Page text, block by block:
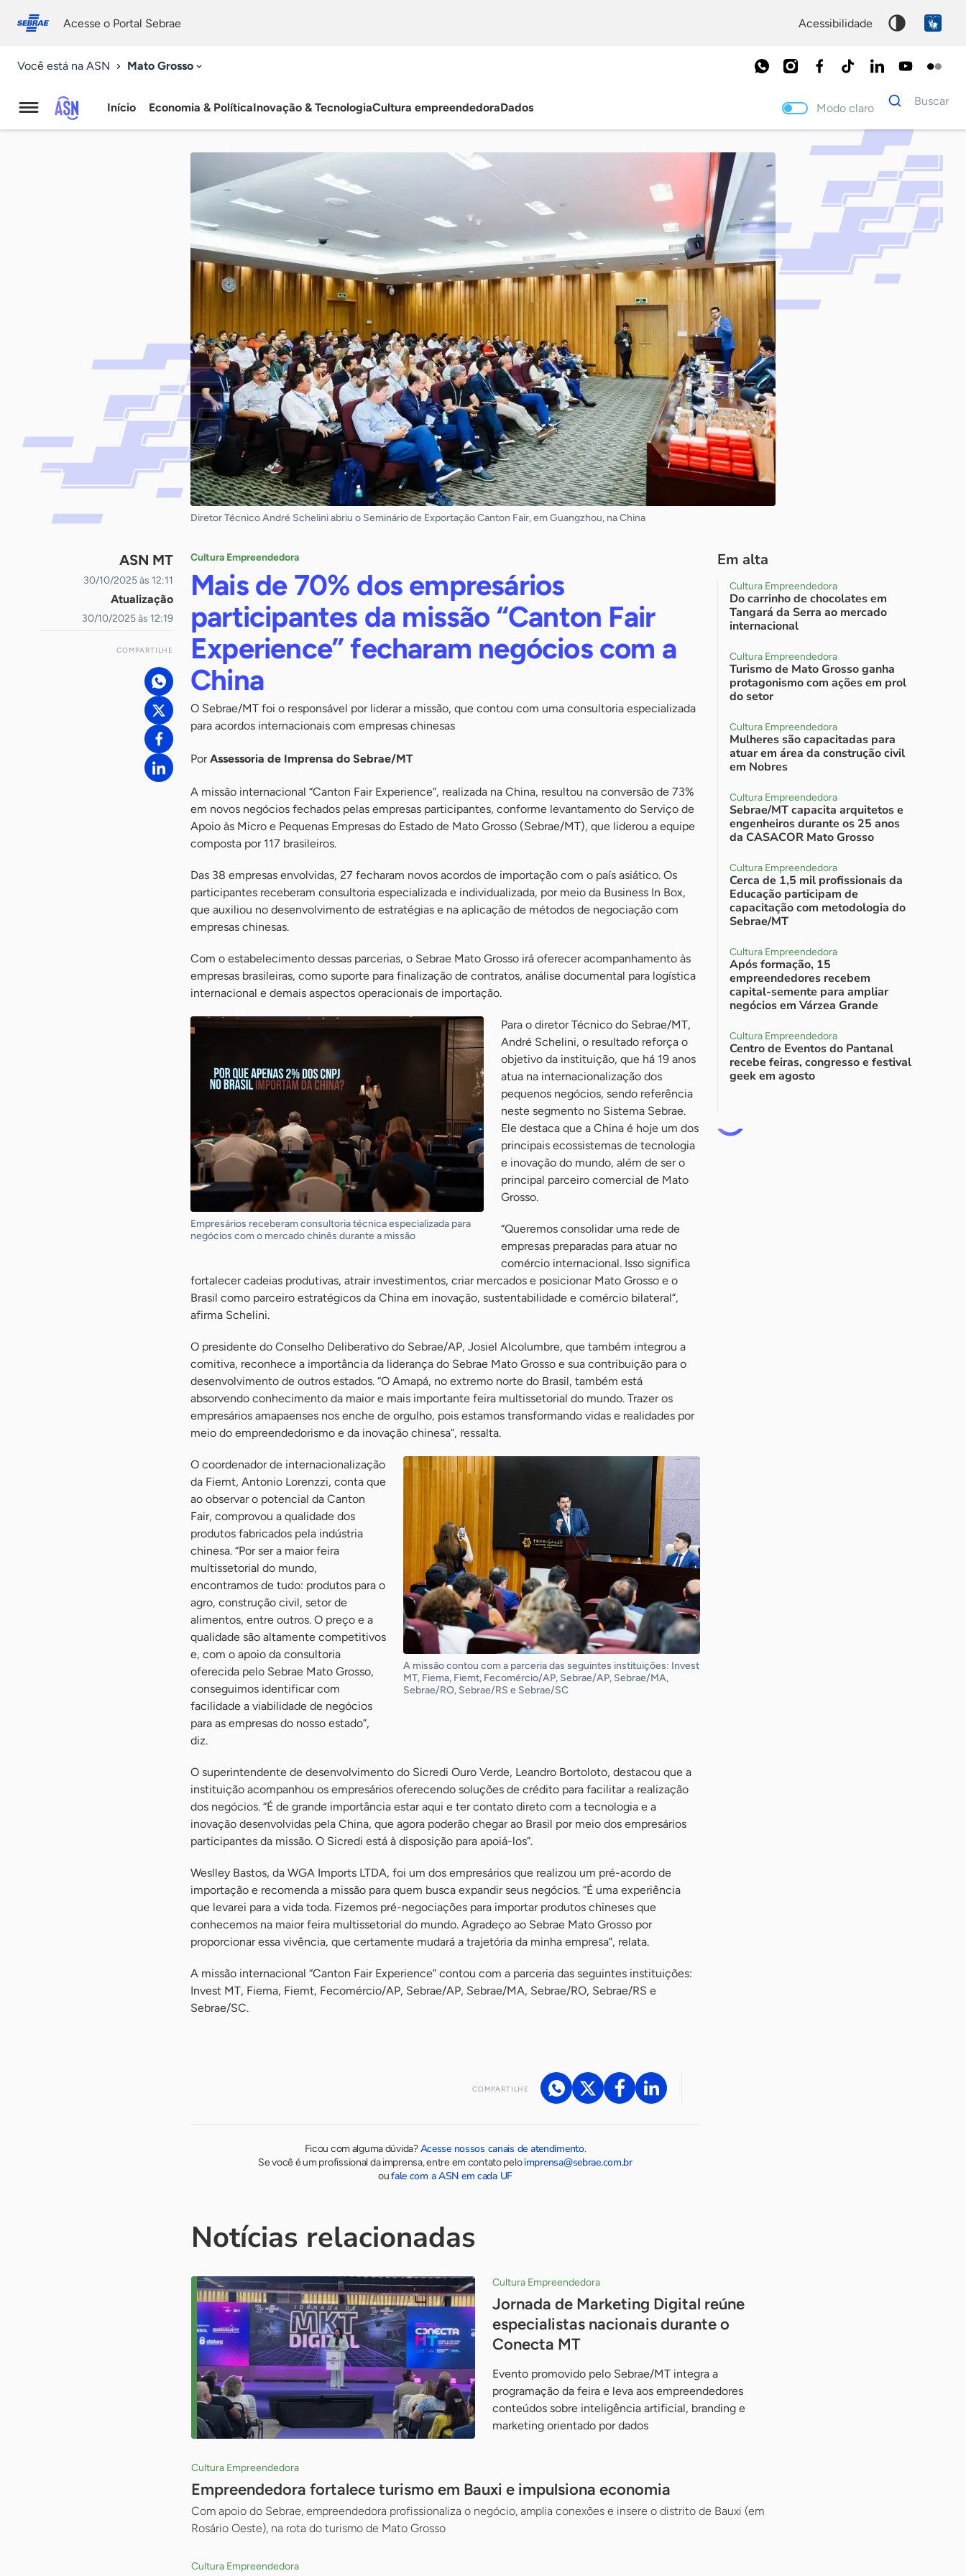
conosco
Acesse o Portal Sebrae acessibilidade
Você está na ASN Mato Grosso
Agência
Início Economia & PolíticaInovação & TecnologiaCultura empreendedoraDados Modo claro
Dados
para
Buscar
Palavra
chave
Diretor Técnico André Schelini abriu o Seminário de Exportação Canton Fair, em Guangzhou, na China
ASN MT
30/10/2025 às 12:11
Atualização
30/10/2025 às 12:19
COMPARTILHE
Cultura Empreendedora
Mais de 70% dos empresários
participantes da missão “Canton Fair
Experience” fecharam negócios com a
China
O Sebrae/MT foi o responsável por liderar a missão, que contou com uma consultoria especializada
para acordos internacionais com empresas chinesas
PorAssessoria de Imprensa do Sebrae/MT
A missão internacional “Canton Fair Experience”, realizada na China, resultou na conversão de 73%
em novos negócios fechados pelas empresas participantes, conforme levantamento do Serviço de
Apoio às Micro e Pequenas Empresas do Estado de Mato Grosso (Sebrae/MT), que liderou a equipe
composta por 117 brasileiros.
Das 38 empresas envolvidas, 27 fecharam novos acordos de importação com o país asiático. Os
participantes receberam consultoria especializada e individualizada, por meio da Business In Box,
que auxiliou no desenvolvimento de estratégias e na aplicação de métodos de negociação com
empresas chinesas.
Com o estabelecimento dessas parcerias, o Sebrae Mato Grosso irá oferecer acompanhamento às
empresas brasileiras, como suporte para finalização de contratos, análise documental para logística
internacional e demais aspectos operacionais de importação.
Empresários receberam consultoria técnica especializada para
negócios com o mercado chinês durante a missão
Para o diretor Técnico do Sebrae/MT,
André Schelini, o resultado reforça o
objetivo da instituição, que há 19 anos
atua na internacionalização dos
pequenos negócios, sendo referência
neste segmento no Sistema Sebrae.
Ele destaca que a China é hoje um dos
principais ecossistemas de tecnologia
e inovação do mundo, além de ser o
principal parceiro comercial de Mato
Grosso.
“Queremos consolidar uma rede de
empresas preparadas para atuar no
comércio internacional. Isso significa
fortalecer cadeias produtivas, atrair investimentos, criar mercados e posicionar Mato Grosso e o
Brasil como parceiro estratégicos da China em inovação, sustentabilidade e comércio bilateral”,
afirma Schelini.
O presidente do Conselho Deliberativo do Sebrae/AP, Josiel Alcolumbre, que também integrou a
comitiva, reconhece a importância da liderança do Sebrae Mato Grosso e sua contribuição para o
desenvolvimento de outros estados. “O Amapá, no extremo norte do Brasil, também está
absorvendo conhecimento da maior e mais importante feira multissetorial do mundo. Trazer os
empresários amapaenses nos enche de orgulho, pois estamos transformando vidas e realidades por
meio do empreendedorismo e da inovação chinesa”, ressalta.
A missão contou com a parceria das seguintes instituições: Invest
MT, Fiema, Fiemt, Fecomércio/AP, Sebrae/AP, Sebrae/MA,
Sebrae/RO, Sebrae/RS e Sebrae/SC
O coordenador de internacionalização
da Fiemt, Antonio Lorenzzi, conta que
ao observar o potencial da Canton
Fair, comprovou a qualidade dos
produtos fabricados pela indústria
chinesa. “Por ser a maior feira
multissetorial do mundo,
encontramos de tudo: produtos para o
agro, construção civil, setor de
alimentos, entre outros. O preço e a
qualidade são altamente competitivos
e, com o apoio da consultoria
oferecida pelo Sebrae Mato Grosso,
conseguimos identificar com
facilidade a viabilidade de negócios
para as empresas do nosso estado”,
diz.
O superintendente de desenvolvimento do Sicredi Ouro Verde, Leandro Bortoloto, destacou que a
instituição acompanhou os empresários oferecendo soluções de crédito para facilitar a realização
dos negócios. “É de grande importância estar aqui e ter contato direto com a tecnologia e a
inovação desenvolvidas pela China, que agora poderão chegar ao Brasil por meio dos empresários
participantes da missão. O Sicredi está à disposição para apoiá-los”.
Weslley Bastos, da WGA Imports LTDA, foi um dos empresários que realizou um pré-acordo de
importação e recomenda a missão para quem busca expandir seus negócios. “É uma experiência
que levarei para a vida toda. Fizemos pré-negociações para importar produtos chineses que
conhecemos na maior feira multissetorial do mundo. Agradeço ao Sebrae Mato Grosso por
proporcionar essa vivência, que certamente mudará a trajetória da minha empresa”, relata.
A missão internacional “Canton Fair Experience” contou com a parceria das seguintes instituições:
Invest MT, Fiema, Fiemt, Fecomércio/AP, Sebrae/AP, Sebrae/MA, Sebrae/RO, Sebrae/RS e
Sebrae/SC.
COMPARTILHE
Ficou com alguma dúvida?Acesse nossos canais de atendimento.
Se você é um profissional da imprensa, entre em contato peloimprensa@sebrae.com.br
oufale com a ASN em cada UF
Em alta
Cultura Empreendedora
Do carrinho de chocolates em
Tangará da Serra ao mercado
internacional
Cultura Empreendedora
Turismo de Mato Grosso ganha
protagonismo com ações em prol
do setor
Cultura Empreendedora
Mulheres são capacitadas para
atuar em área da construção civil
em Nobres
Cultura Empreendedora
Sebrae/MT capacita arquitetos e
engenheiros durante os 25 anos
da CASACOR Mato Grosso
Cultura Empreendedora
Cerca de 1,5 mil profissionais da
Educação participam de
capacitação com metodologia do
Sebrae/MT
Cultura Empreendedora
Após formação, 15
empreendedores recebem
capital-semente para ampliar
negócios em Várzea Grande
Cultura Empreendedora
Centro de Eventos do Pantanal
recebe feiras, congresso e festival
geek em agosto
Notícias relacionadas
Cultura Empreendedora
Jornada de Marketing Digital reúne
especialistas nacionais durante o
Conecta MT
Evento promovido pelo Sebrae/MT integra a
programação da feira e leva aos empreendedores
conteúdos sobre inteligência artificial, branding e
marketing orientado por dados
Cultura Empreendedora
Empreendedora fortalece turismo em Bauxi e impulsiona economia
Com apoio do Sebrae, empreendedora profissionaliza o negócio, amplia conexões e insere o distrito de Bauxi (em
Rosário Oeste), na rota do turismo de Mato Grosso
Cultura Empreendedora